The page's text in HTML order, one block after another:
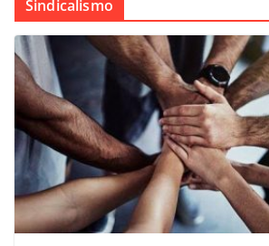
Sindicalismo